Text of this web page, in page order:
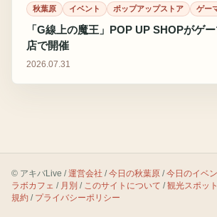
秋葉原 イベント ポップアップストア ゲー
「G線上の魔王」POP UP SHOPがゲ
店で開催
2026.07.31
© アキバLive / 運営会社 /今日の秋葉原 /今日のイベ
ラボカフェ / 月別 / このサイトについて /観光スポット
規約 / プライバシーポリシー